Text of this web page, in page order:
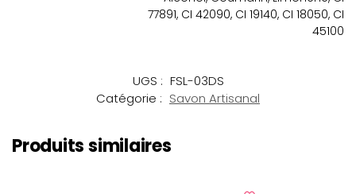
77891, CI 42090, CI 19140, CI 18050, CI
45100
UGS : FSL-03DS
Catégorie : Savon Artisanal
Produits similaires